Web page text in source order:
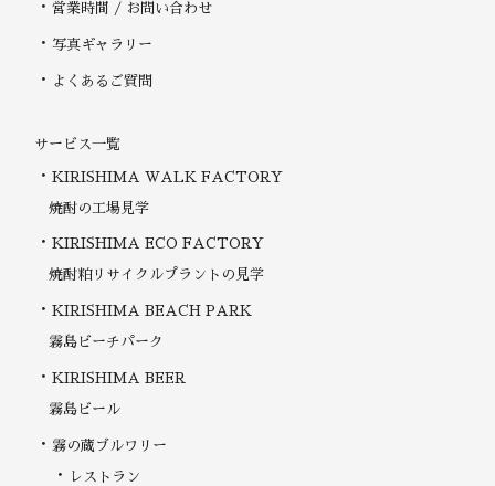
営業時間 / お問い合わせ
写真ギャラリー
よくあるご質問
サービス一覧
KIRISHIMA WALK FACTORY
焼酎の工場見学
KIRISHIMA ECO FACTORY
焼酎粕リサイクルプラントの見学
KIRISHIMA BEACH PARK
霧島ビーチパーク
KIRISHIMA BEER
霧島ビール
霧の蔵ブルワリー
レストラン